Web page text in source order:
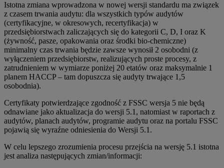
Istotna zmiana wprowadzona w nowej wersji standardu ma związek
z czasem trwania audytu: dla wszystkich typów audytów
(certyfikacyjne, w okresowych, recertyfikacja) w
przedsiębiorstwach zaliczających się do kategorii C, D, I oraz K
(żywność, pasze, opakowania oraz środki bio-chemiczne)
minimalny czas trwania będzie zawsze wynosił 2 osobodni (z
wyłączeniem przedsiębiorstw, realizujących proste procesy, z
zatrudnieniem w wymiarze poniżej 20 etatów oraz maksymalnie 1
planem HACCP – tam dopuszcza się audyty trwające 1,5
osobodnia).
Certyfikaty potwierdzające zgodność z FSSC wersja 5 nie będą
odnawiane jako aktualizacja do wersji 5.1, natomiast w raportach z
audytów, planach audytów, programie audytu oraz na portalu FSSC
pojawią się wyraźne odniesienia do Wersji 5.1.
W celu lepszego zrozumienia procesu przejścia na wersję 5.1 istotna
jest analiza następujących zmian/informacji: